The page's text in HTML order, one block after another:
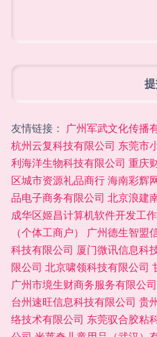
友情链接： 广州军武文化传播
杭州云复科技有限公司 东莞市
利海洋生物科技有限公司 重庆
区城市资源礼品商行 海南彩辉
品电子商务有限公司 北京浪建
成华区姬昌计算机软件开发工
（个体工商户）
广州德生智盟
科技有限公司 厦门微讯信息科
限公司 北京啸领科技有限公司
广州市境生财商务服务有限公司
台州速旺信息科技有限公司 贵
络技术有限公司 东莞驭合胶粘